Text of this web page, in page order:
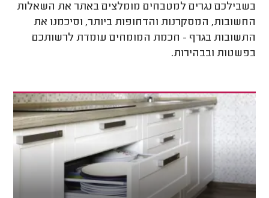
בשבילכם נגרים למטבחים מומלצים באתר את השאלות
החשובות, המסקרנות והדחופות ביותר, וסיכמנו את
התשובות בגרף - חכמת המומחים עומדת לרשותכם
בפשטות ובבהירות.